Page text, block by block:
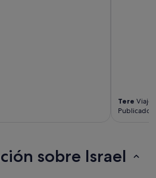
Tere Viaje
Publicado
sobre Israel